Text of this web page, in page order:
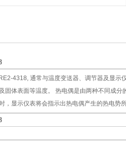
4318, 通常与温度变送器、调节器及显
固体表面等温度。 热电偶是由两种不同成
，显示仪表将会指示出热电偶产生的热电势